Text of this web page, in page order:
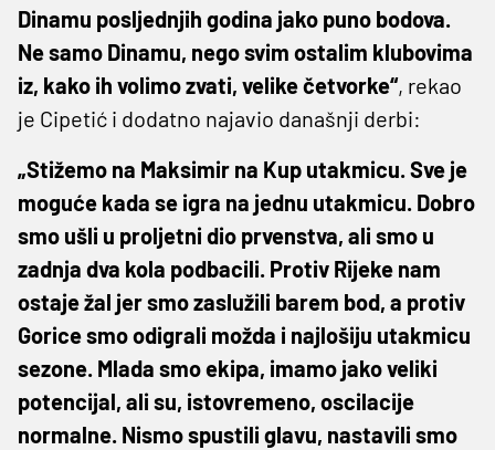
Dinamu posljednjih godina jako puno bodova.
Ne samo Dinamu, nego svim ostalim klubovima
iz, kako ih volimo zvati, velike četvorke“, rekao
je Cipetić i dodatno najavio današnji derbi:
„Stižemo na Maksimir na Kup utakmicu. Sve je
moguće kada se igra na jednu utakmicu. Dobro
smo ušli u proljetni dio prvenstva, ali smo u
zadnja dva kola podbacili. Protiv Rijeke nam
ostaje žal jer smo zaslužili barem bod, a protiv
Gorice smo odigrali možda i najlošiju utakmicu
sezone. Mlada smo ekipa, imamo jako veliki
potencijal, ali su, istovremeno, oscilacije
normalne. Nismo spustili glavu, nastavili smo